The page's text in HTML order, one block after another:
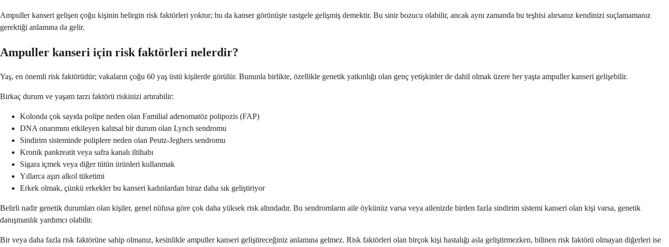
Ampuller kanseri gelişen çoğu kişinin belirgin risk faktörleri yoktur; bu da kanser görünüşte rastgele gelişmiş demektir. Bu sinir bozucu olabilir, ancak aynı zamanda bu teşhisi alırsanız kendinizi suçlamamanız
gerektiği anlamına da gelir.
Ampuller kanseri için risk faktörleri nelerdir?
Yaş, en önemli risk faktörüdür; vakaların çoğu 60 yaş üstü kişilerde görülür. Bununla birlikte, özellikle genetik yatkınlığı olan genç yetişkinler de dahil olmak üzere her yaşta ampuller kanseri gelişebilir.
Birkaç durum ve yaşam tarzı faktörü riskinizi artırabilir:
Kolonda çok sayıda polipe neden olan Familial adenomatöz polipozis (FAP)
DNA onarımını etkileyen kalıtsal bir durum olan Lynch sendromu
Sindirim sisteminde poliplere neden olan Peutz-Jeghers sendromu
Kronik pankreatit veya safra kanalı iltihabı
Sigara içmek veya diğer tütün ürünleri kullanmak
Yıllarca aşırı alkol tüketimi
Erkek olmak, çünkü erkekler bu kanseri kadınlardan biraz daha sık geliştiriyor
Belirli nadir genetik durumları olan kişiler, genel nüfusa göre çok daha yüksek risk altındadır. Bu sendromların aile öykünüz varsa veya ailenizde birden fazla sindirim sistemi kanseri olan kişi varsa, genetik
danışmanlık yardımcı olabilir.
Bir veya daha fazla risk faktörüne sahip olmanız, kesinlikle ampuller kanseri geliştireceğiniz anlamına gelmez. Risk faktörleri olan birçok kişi hastalığı asla geliştirmezken, bilinen risk faktörü olmayan diğerleri ise